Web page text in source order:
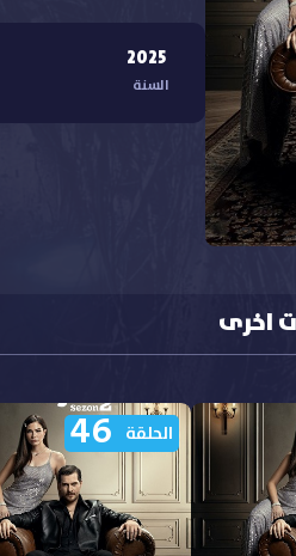
2025
السنة
اخرى
الحلقة 46